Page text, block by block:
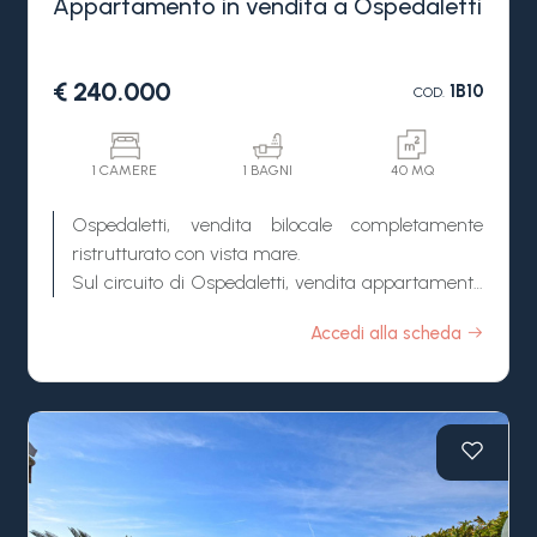
€ 240.000 COD. 1B10
1 CAMERE 1 BAGNI 40 MQ
Ospedaletti, vendita bilocale completamente
ristrutturato con vista mare.
Sul circuito di Ospedaletti, vendita appartamento
angolo cottura, camera matrimoniale e bagno.
Terrazzo con vista su tutto il golfo e il mare.
L'appartamento ad Ospedaletti in vendita è
situato in un complesso attorniato da Palazzi
Accedi alla scheda